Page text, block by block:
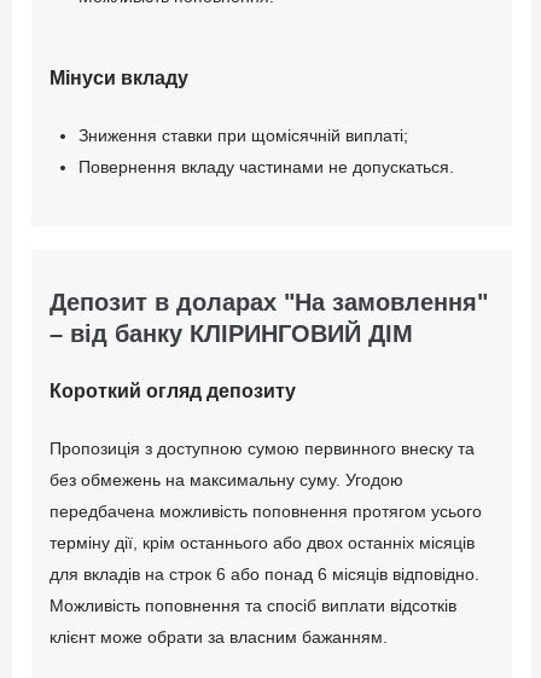
Мінуси вкладу
Зниження ставки при щомісячній виплаті;
Повернення вкладу частинами не допускаться.
Депозит в доларах "На замовлення"
– від банку КЛІРИНГОВИЙ ДІМ
Короткий огляд депозиту
Пропозиція з доступною сумою первинного внеску та
без обмежень на максимальну суму. Угодою
передбачена можливість поповнення протягом усього
терміну дії, крім останнього або двох останніх місяців
для вкладів на строк 6 або понад 6 місяців відповідно.
Можливість поповнення та спосіб виплати відсотків
клієнт може обрати за власним бажанням.